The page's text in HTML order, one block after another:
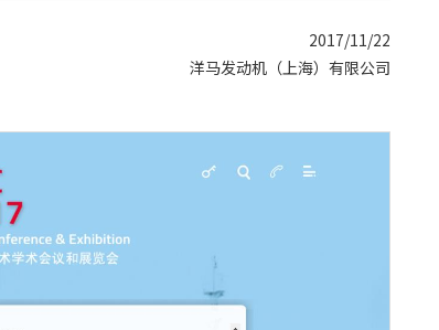
2017/11/22
洋马发动机（上海）有限公司